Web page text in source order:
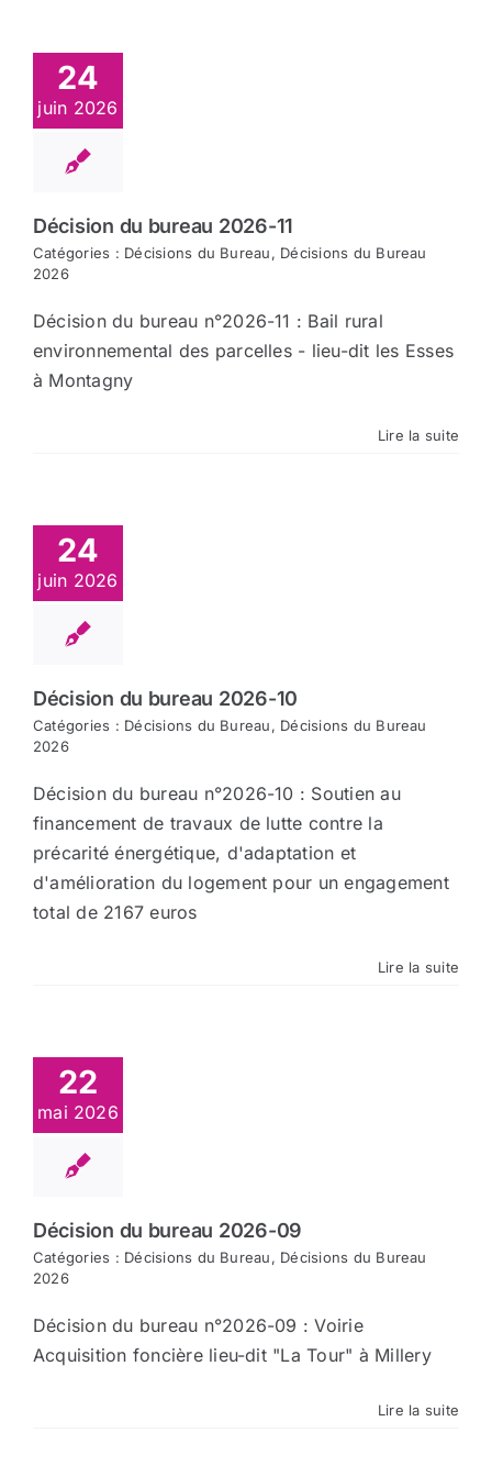
Divers
Aller au site de la CCVG
24
juin 2026
Décision du bureau 2026-11
Catégories : Décisions du Bureau, Décisions du Bureau
2026
Décision du bureau n°2026-11 : Bail rural
environnemental des parcelles - lieu-dit les Esses
à Montagny
Lire la suite
24
juin 2026
Décision du bureau 2026-10
Catégories : Décisions du Bureau, Décisions du Bureau
2026
Décision du bureau n°2026-10 : Soutien au
financement de travaux de lutte contre la
précarité énergétique, d'adaptation et
d'amélioration du logement pour un engagement
total de 2167 euros
Lire la suite
22
mai 2026
Décision du bureau 2026-09
Catégories : Décisions du Bureau, Décisions du Bureau
2026
Décision du bureau n°2026-09 : Voirie
Acquisition foncière lieu-dit "La Tour" à Millery
Lire la suite